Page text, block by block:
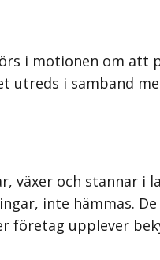
i motionen om
utreds i samband
växer och stannar
inte hämmas.
företag upplever